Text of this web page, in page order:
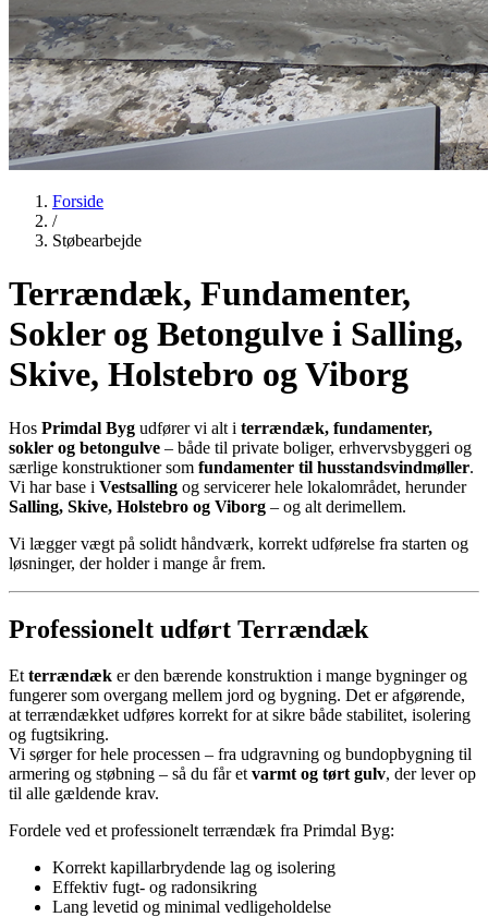
Forside
/
Støbearbejde
Terrændæk, Fundamenter,
Sokler og Betongulve i Salling,
Skive, Holstebro og Viborg
Hos Primdal Byg udfører vi alt i terrændæk, fundamenter,
sokler og betongulve – både til private boliger, erhvervsbyggeri og
særlige konstruktioner som fundamenter til husstandsvindmøller.
Vi har base i Vestsalling og servicerer hele lokalområdet, herunder
Salling, Skive, Holstebro og Viborg – og alt derimellem.
Vi lægger vægt på solidt håndværk, korrekt udførelse fra starten og
løsninger, der holder i mange år frem.
Professionelt udført Terrændæk
Et terrændæk er den bærende konstruktion i mange bygninger og
fungerer som overgang mellem jord og bygning. Det er afgørende,
at terrændækket udføres korrekt for at sikre både stabilitet, isolering
og fugtsikring.
Vi sørger for hele processen – fra udgravning og bundopbygning til
armering og støbning – så du får et varmt og tørt gulv, der lever op
til alle gældende krav.
Fordele ved et professionelt terrændæk fra Primdal Byg:
Korrekt kapillarbrydende lag og isolering
Effektiv fugt- og radonsikring
Lang levetid og minimal vedligeholdelse